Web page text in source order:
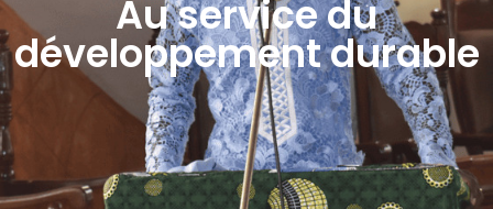
Au service du
développement durable